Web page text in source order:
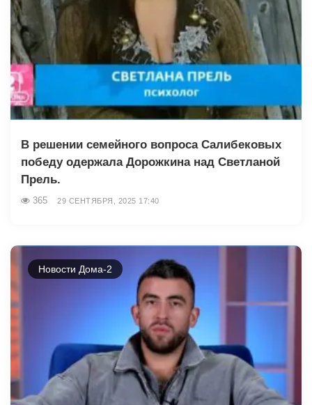
В решении семейного вопроса Салибековых
победу одержала Дорожкина над Светланой
Прель.
365 29 СЕНТЯБРЯ, 2025 17:40
Новости Дома-2